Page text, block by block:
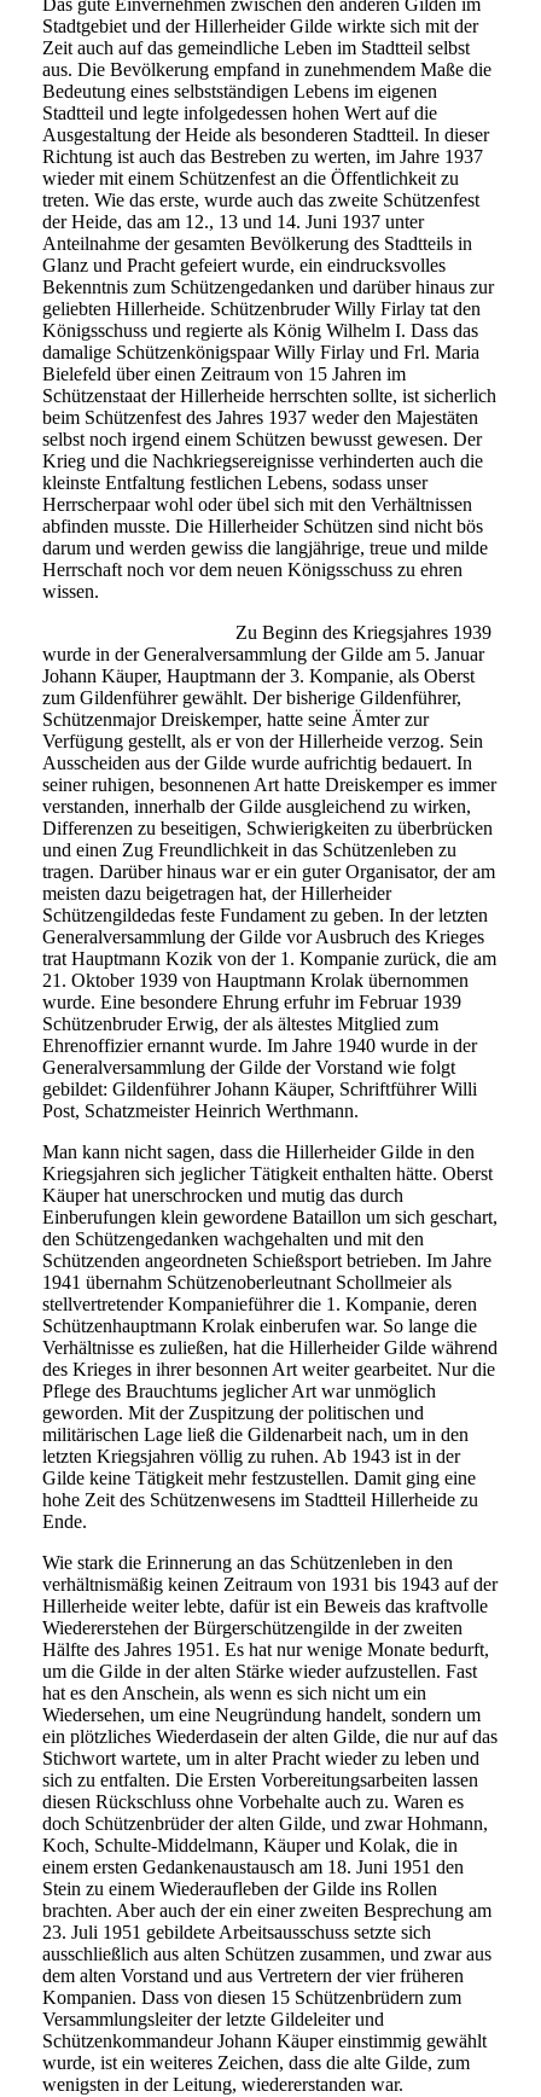
Das gute Einvernehmen zwischen den anderen Gilden im
Stadtgebiet und der Hillerheider Gilde wirkte sich mit der
Zeit auch auf das gemeindliche Leben im Stadtteil selbst
aus. Die Bevölkerung empfand in zunehmendem Maße die
Bedeutung eines selbstständigen Lebens im eigenen
Stadtteil und legte infolgedessen hohen Wert auf die
Ausgestaltung der Heide als besonderen Stadtteil. In dieser
Richtung ist auch das Bestreben zu werten, im Jahre 1937
wieder mit einem Schützenfest an die Öffentlichkeit zu
treten. Wie das erste, wurde auch das zweite Schützenfest
der Heide, das am 12., 13 und 14. Juni 1937 unter
Anteilnahme der gesamten Bevölkerung des Stadtteils in
Glanz und Pracht gefeiert wurde, ein eindrucksvolles
Bekenntnis zum Schützengedanken und darüber hinaus zur
geliebten Hillerheide. Schützenbruder Willy Firlay tat den
Königsschuss und regierte als König Wilhelm I. Dass das
damalige Schützenkönigspaar Willy Firlay und Frl. Maria
Bielefeld über einen Zeitraum von 15 Jahren im
Schützenstaat der Hillerheide herrschten sollte, ist sicherlich
beim Schützenfest des Jahres 1937 weder den Majestäten
selbst noch irgend einem Schützen bewusst gewesen. Der
Krieg und die Nachkriegsereignisse verhinderten auch die
kleinste Entfaltung festlichen Lebens, sodass unser
Herrscherpaar wohl oder übel sich mit den Verhältnissen
abfinden musste. Die Hillerheider Schützen sind nicht bös
darum und werden gewiss die langjährige, treue und milde
Herrschaft noch vor dem neuen Königsschuss zu ehren
wissen.
Zu Beginn des Kriegsjahres 1939
wurde in der Generalversammlung der Gilde am 5. Januar
Johann Käuper, Hauptmann der 3. Kompanie, als Oberst
zum Gildenführer gewählt. Der bisherige Gildenführer,
Schützenmajor Dreiskemper, hatte seine Ämter zur
Verfügung gestellt, als er von der Hillerheide verzog. Sein
Ausscheiden aus der Gilde wurde aufrichtig bedauert. In
seiner ruhigen, besonnenen Art hatte Dreiskemper es immer
verstanden, innerhalb der Gilde ausgleichend zu wirken,
Differenzen zu beseitigen, Schwierigkeiten zu überbrücken
und einen Zug Freundlichkeit in das Schützenleben zu
tragen. Darüber hinaus war er ein guter Organisator, der am
meisten dazu beigetragen hat, der Hillerheider
Schützengildedas feste Fundament zu geben. In der letzten
Generalversammlung der Gilde vor Ausbruch des Krieges
trat Hauptmann Kozik von der 1. Kompanie zurück, die am
21. Oktober 1939 von Hauptmann Krolak übernommen
wurde. Eine besondere Ehrung erfuhr im Februar 1939
Schützenbruder Erwig, der als ältestes Mitglied zum
Ehrenoffizier ernannt wurde. Im Jahre 1940 wurde in der
Generalversammlung der Gilde der Vorstand wie folgt
gebildet: Gildenführer Johann Käuper, Schriftführer Willi
Post, Schatzmeister Heinrich Werthmann.
Man kann nicht sagen, dass die Hillerheider Gilde in den
Kriegsjahren sich jeglicher Tätigkeit enthalten hätte. Oberst
Käuper hat unerschrocken und mutig das durch
Einberufungen klein gewordene Bataillon um sich geschart,
den Schützengedanken wachgehalten und mit den
Schützenden angeordneten Schießsport betrieben. Im Jahre
1941 übernahm Schützenoberleutnant Schollmeier als
stellvertretender Kompanieführer die 1. Kompanie, deren
Schützenhauptmann Krolak einberufen war. So lange die
Verhältnisse es zuließen, hat die Hillerheider Gilde während
des Krieges in ihrer besonnen Art weiter gearbeitet. Nur die
Pflege des Brauchtums jeglicher Art war unmöglich
geworden. Mit der Zuspitzung der politischen und
militärischen Lage ließ die Gildenarbeit nach, um in den
letzten Kriegsjahren völlig zu ruhen. Ab 1943 ist in der
Gilde keine Tätigkeit mehr festzustellen. Damit ging eine
hohe Zeit des Schützenwesens im Stadtteil Hillerheide zu
Ende.
Wie stark die Erinnerung an das Schützenleben in den
verhältnismäßig keinen Zeitraum von 1931 bis 1943 auf der
Hillerheide weiter lebte, dafür ist ein Beweis das kraftvolle
Wiedererstehen der Bürgerschützengilde in der zweiten
Hälfte des Jahres 1951. Es hat nur wenige Monate bedurft,
um die Gilde in der alten Stärke wieder aufzustellen. Fast
hat es den Anschein, als wenn es sich nicht um ein
Wiedersehen, um eine Neugründung handelt, sondern um
ein plötzliches Wiederdasein der alten Gilde, die nur auf das
Stichwort wartete, um in alter Pracht wieder zu leben und
sich zu entfalten. Die Ersten Vorbereitungsarbeiten lassen
diesen Rückschluss ohne Vorbehalte auch zu. Waren es
doch Schützenbrüder der alten Gilde, und zwar Hohmann,
Koch, Schulte-Middelmann, Käuper und Kolak, die in
einem ersten Gedankenaustausch am 18. Juni 1951 den
Stein zu einem Wiederaufleben der Gilde ins Rollen
brachten. Aber auch der ein einer zweiten Besprechung am
23. Juli 1951 gebildete Arbeitsausschuss setzte sich
ausschließlich aus alten Schützen zusammen, und zwar aus
dem alten Vorstand und aus Vertretern der vier früheren
Kompanien. Dass von diesen 15 Schützenbrüdern zum
Versammlungsleiter der letzte Gildeleiter und
Schützenkommandeur Johann Käuper einstimmig gewählt
wurde, ist ein weiteres Zeichen, dass die alte Gilde, zum
wenigsten in der Leitung, wiedererstanden war.